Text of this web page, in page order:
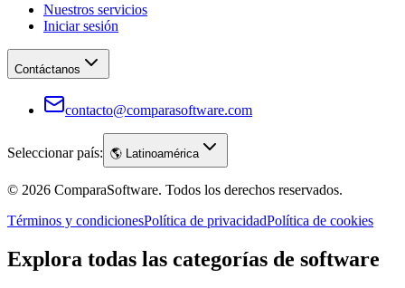
Nuestros servicios
Iniciar sesión
Contáctanos
contacto@comparasoftware.com
Seleccionar país: 🌎 Latinoamérica
© 2026 ComparaSoftware. Todos los derechos reservados.
Términos y condicionesPolítica de privacidadPolítica de cookies
Explora todas las categorías de software